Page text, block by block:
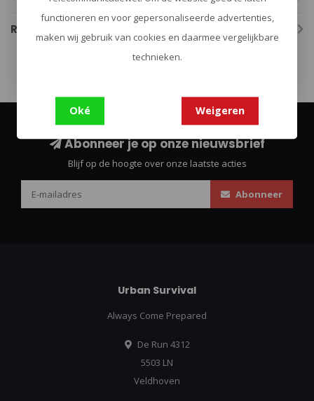
Reviews
Abonneer je op onze nieuwsbrief
Blijf op de hoogte over onze laatste acties
Abonneer
Urban Survival
Always Come Prepared
De Run 4312
5503 LN
Veldhoven
functioneren en voor gepersonaliseerde advertenties,
maken wij gebruik van cookies en daarmee vergelijkbare
technieken.
Oké Weigeren